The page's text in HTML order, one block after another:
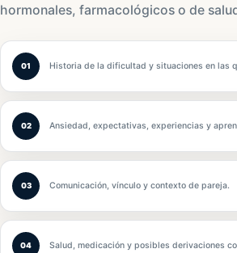
hormonales, farmacológicos o de
01 Historia de la dificultad y situaciones en las
02 Ansiedad, expectativas, experiencias y
03 Comunicación, vínculo y contexto de pareja.
04 Salud, medicación y posibles derivaciones